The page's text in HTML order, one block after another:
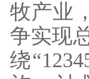
牧产业
争实现
绕